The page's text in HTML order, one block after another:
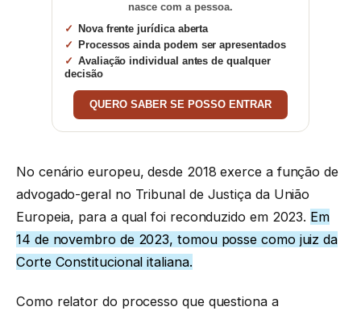
nasce com a pessoa.
Nova frente jurídica aberta
Processos ainda podem ser apresentados
Avaliação individual antes de qualquer
decisão
QUERO SABER SE POSSO ENTRAR
No cenário europeu, desde 2018 exerce a função de
advogado-geral no Tribunal de Justiça da União
Europeia, para a qual foi reconduzido em 2023. Em
14 de novembro de 2023, tomou posse como juiz da
Corte Constitucional italiana.
Como relator do processo que questiona a